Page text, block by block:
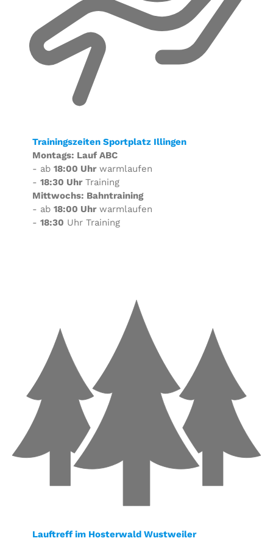
Trainingszeiten Sportplatz Illingen
Montags: Lauf ABC
- ab 18:00 Uhrwarmlaufen
- 18:30 UhrTraining
Mittwochs: Bahntraining
- ab 18:00 Uhrwarmlaufen
- 18:30 Uhr Training
Lauftreff im Hosterwald Wustweiler